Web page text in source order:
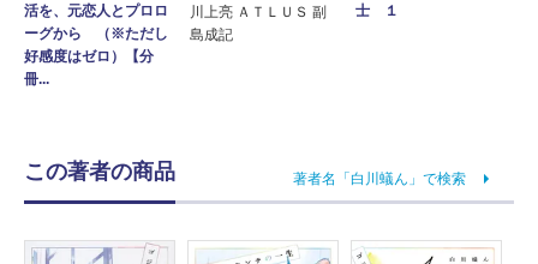
活を、元恋人とプロロ
ーグから （※ただし
好感度はゼロ）【分
冊...
川上亮 ＡＴＬＵＳ 副
島成記
士 １
この著者の商品 著者名「白川蟻ん」で検索